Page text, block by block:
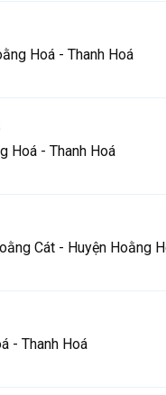
Hoá - Thanh Hoá
Hoá - Thanh Hoá
Cát - Huyện Hoằng
- Thanh Hoá